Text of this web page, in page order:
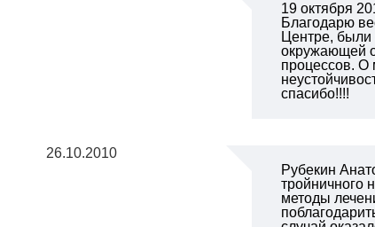
19 октября
Благодарю
Центре,
окружающей
процессов. О
спасибо!!!!
26.10.2010
Рубекин
тройничного
методы